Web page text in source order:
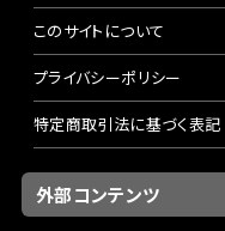
このサイトについて
プライバシーポリシー
特定商取引法に基づく表記
外部コンテンツ